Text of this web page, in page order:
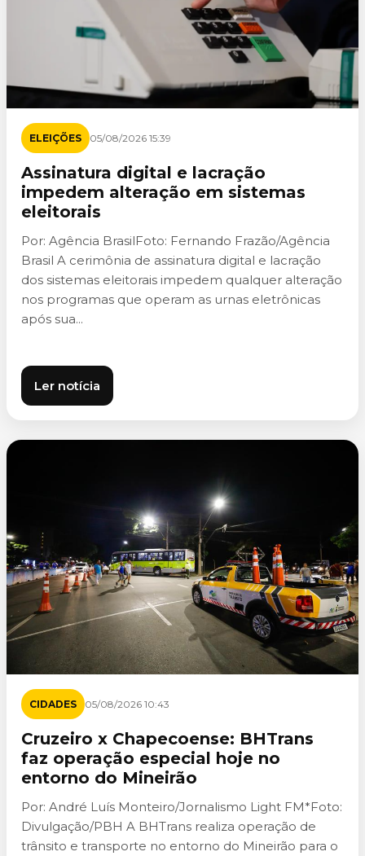
ELEIÇÕES 05/08/2026 15:39
Assinatura digital e lacração
impedem alteração em sistemas
eleitorais
Por: Agência BrasilFoto: Fernando Frazão/Agência
Brasil A cerimônia de assinatura digital e lacração
dos sistemas eleitorais impedem qualquer alteração
nos programas que operam as urnas eletrônicas
após sua...
Ler notícia
CIDADES 05/08/2026 10:43
Cruzeiro x Chapecoense: BHTrans
faz operação especial hoje no
entorno do Mineirão
Por: André Luís Monteiro/Jornalismo Light FM*Foto:
Divulgação/PBH A BHTrans realiza operação de
trânsito e transporte no entorno do Mineirão para o